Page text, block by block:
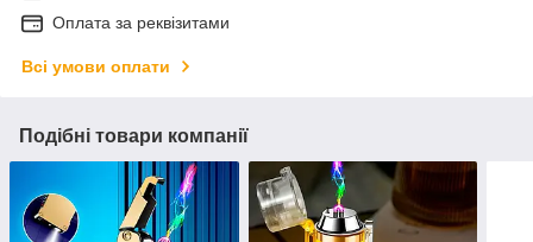
Оплата за реквізитами
Всі умови оплати
Подібні товари компанії